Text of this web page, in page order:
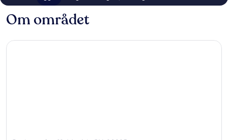
Om området